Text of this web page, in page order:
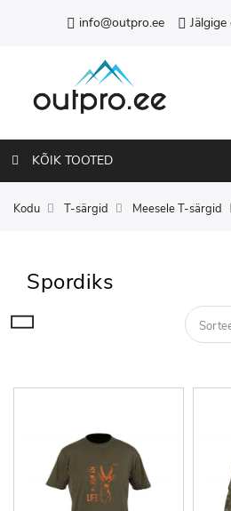
info@outpro.ee
KÕIK TOOTED
Kodu T-särgid Meesele T-särgid
Spordiks